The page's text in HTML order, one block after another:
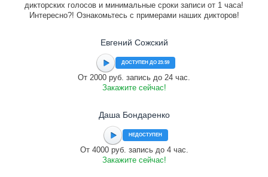
дикторских голосов и минимальные сроки записи от 1 часа!
Интересно?! Ознакомьтесь с примерами наших дикторов!
Евгений Сожский
ДОСТУПЕН ДО 23:59
От 2000 руб. запись до 24 час.
Закажите сейчас!
Даша Бондаренко
НЕДОСТУПЕН
От 4000 руб. запись до 4 час.
Закажите сейчас!